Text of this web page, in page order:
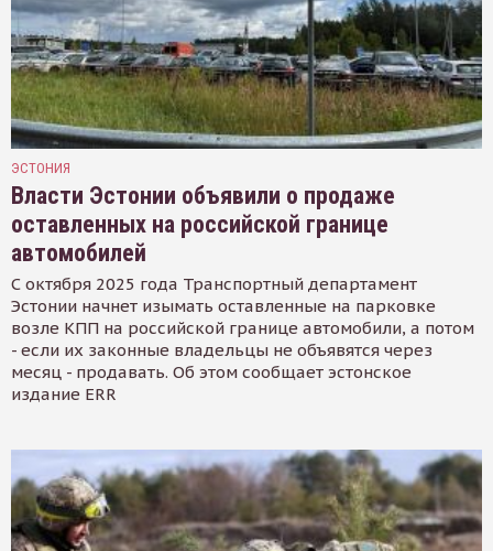
ЭСТОНИЯ
Власти Эстонии объявили о продаже
оставленных на российской границе
автомобилей
С октября 2025 года Транспортный департамент
Эстонии начнет изымать оставленные на парковке
возле КПП на российской границе автомобили, а потом
- если их законные владельцы не объявятся через
месяц - продавать. Об этом сообщает эстонское
издание ERR